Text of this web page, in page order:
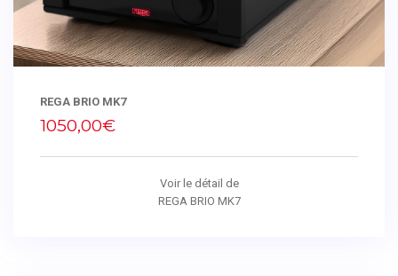
REGA BRIO MK7
1050,00€
Voir le détail de
REGA BRIO MK7